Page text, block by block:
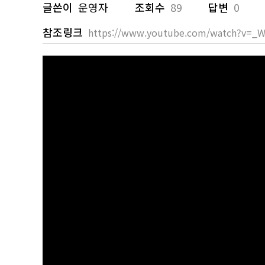
글쓴이 운영자 조회수 89 답변 0
참조링크 https://www.youtube.com/